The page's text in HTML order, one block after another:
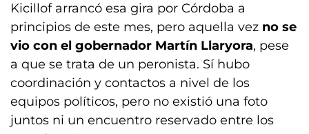
Kicillof arrancó esa gira por Córdoba a
principios de este mes, pero aquella vez no se
vio con el gobernador Martín Llaryora, pese
a que se trata de un peronista. Sí hubo
coordinación y contactos a nivel de los
equipos políticos, pero no existió una foto
juntos ni un encuentro reservado entre los